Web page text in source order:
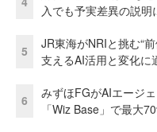
入でも予実差異の説
5
JR東海がNRIと挑む“
支えるAI活用と変化に
6
みずほFGがAIエージ
「Wiz Base」で最大